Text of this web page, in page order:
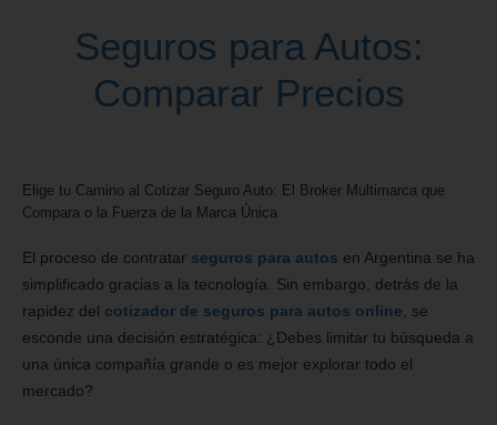
Seguros para Autos:
Comparar Precios
Elige tu Camino al Cotizar Seguro Auto: El Broker Multimarca que
Compara o la Fuerza de la Marca Única
El proceso de contratar seguros para autos en Argentina se ha
simplificado gracias a la tecnología. Sin embargo, detrás de la
rapidez del cotizador de seguros para autos online , se
esconde una decisión estratégica: ¿Debes limitar tu búsqueda a
una única compañía grande o es mejor explorar todo el
mercado?